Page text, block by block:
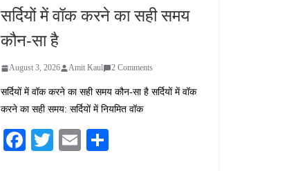
रामेश्वरम यात्रा गाइड: पवित्र
July 30, 2026
खाने के शौकीनों के लिए
व्यंजन
August 6, 2026
सर्दियों में वॉक करने का सही समय
कौन-सा है
August 3, 2026 Amit Kaul 2 Comments
सर्दियों में वॉक करने का सही समय कौन-सा है सर्दियों में वॉक
करने का सही समय: सर्दियों में नियमित वॉक
Fa T
E